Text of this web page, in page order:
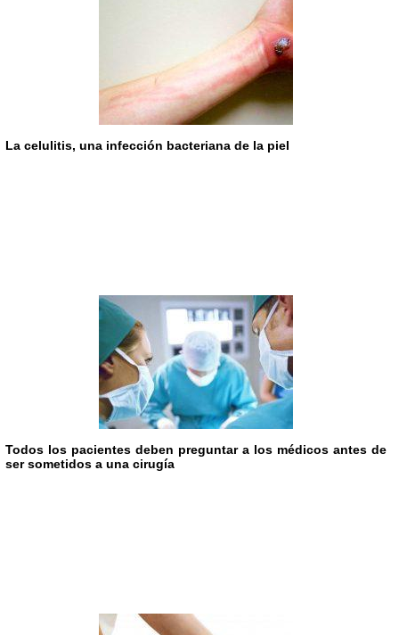
La celulitis, una infección bacteriana de la piel
Todos los pacientes deben preguntar a los médicos antes de
ser sometidos a una cirugía